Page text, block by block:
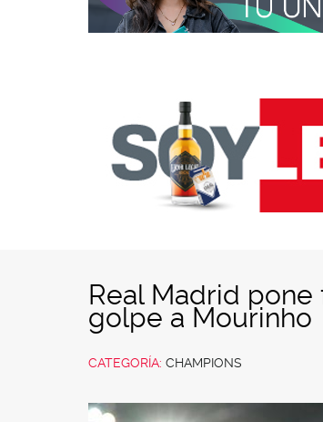
Real Madrid pone
golpe a Mourinho
CATEGORÍA: CHAMPIONS